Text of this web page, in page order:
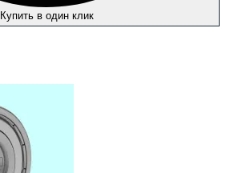
Купить в один клик